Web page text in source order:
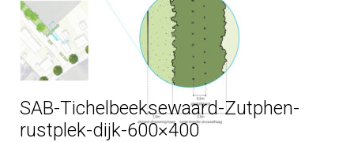
SAB-Tichelbeeksewaard-Zutphen-
rustplek-dijk-600×400